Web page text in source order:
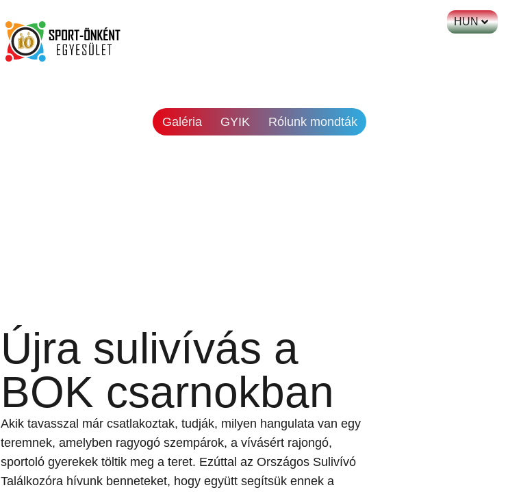
Galéria GYIK Rólunk mondták
HUN
Újra sulivívás a
BOK csarnokban
Akik tavasszal már csatlakoztak, tudják, milyen hangulata van egy
teremnek, amelyben ragyogó szempárok, a vívásért rajongó,
sportoló gyerekek töltik meg a teret. Ezúttal az Országos Sulivívó
Találkozóra hívunk benneteket, hogy együtt segítsük ennek a